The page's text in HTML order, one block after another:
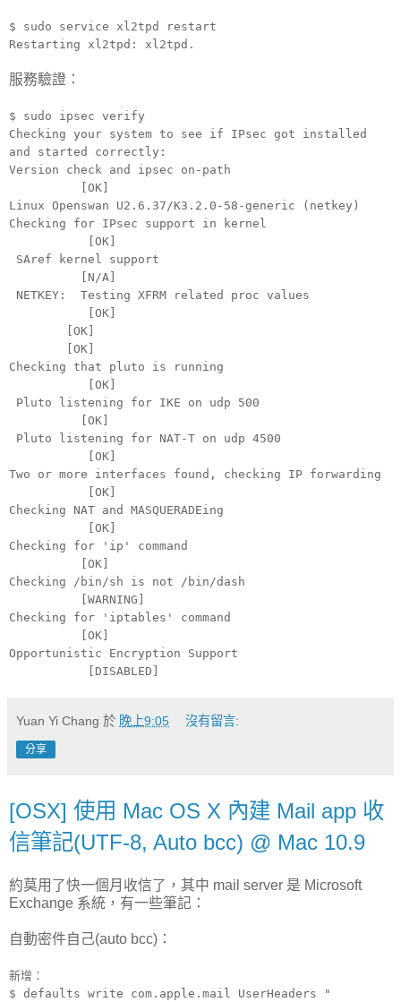
$ sudo service xl2tpd restart
Restarting xl2tpd: xl2tpd.
服務驗證：
$ sudo ipsec verify
Checking your system to see if IPsec got installed
and started correctly:
Version check and ipsec on-path
[OK]
Linux Openswan U2.6.37/K3.2.0-58-generic (netkey)
Checking for IPsec support in kernel
[OK]
SAref kernel support
[N/A]
NETKEY: Testing XFRM related proc values
[OK]
[OK]
[OK]
Checking that pluto is running
[OK]
Pluto listening for IKE on udp 500
[OK]
Pluto listening for NAT-T on udp 4500
[OK]
Two or more interfaces found, checking IP forwarding
[OK]
Checking NAT and MASQUERADEing
[OK]
Checking for 'ip' command
[OK]
Checking /bin/sh is not /bin/dash
[WARNING]
Checking for 'iptables' command
[OK]
Opportunistic Encryption Support
[DISABLED]
Yuan Yi Chang 於 晚上9:05 沒有留言:
分享
[OSX] 使用 Mac OS X 內建 Mail app 收
信筆記(UTF-8, Auto bcc) @ Mac 10.9
約莫用了快一個月收信了，其中 mail server 是 Microsoft
Exchange 系統，有一些筆記：
自動密件自己(auto bcc)：
新增：
$ defaults write com.apple.mail UserHeaders "